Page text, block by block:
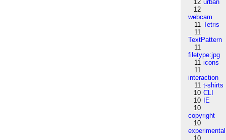
12 urban
12
webcam
11 Tetris
11
TextPattern
11
filetype:jpg
11 icons
11
interaction
11 t-shirts
10 CLI
10
IE
10
copyright
10
experimental
10